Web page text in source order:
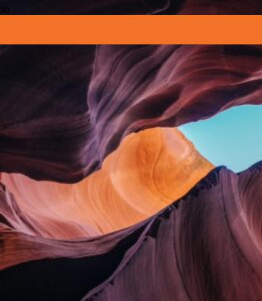
Portfolio Grid 5
This grid shows the items images in a popup
NAČÍST DALŠÍ
Spolupracujeme a doporučujeme